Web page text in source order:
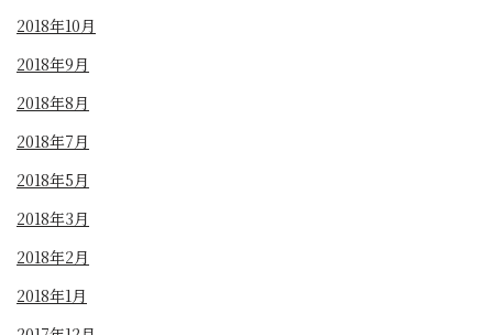
2018年10月
2018年9月
2018年8月
2018年7月
2018年5月
2018年3月
2018年2月
2018年1月